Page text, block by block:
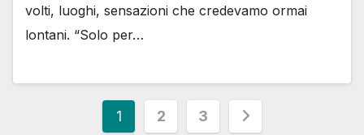
volti, luoghi, sensazioni che credevamo ormai
lontani. “Solo per…
Paginazione
1 2 3